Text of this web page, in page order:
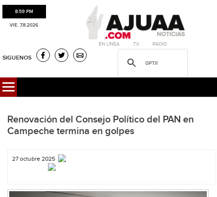
8:59 PM
VIE. 7.8.2026
·EN LÍNEA. ·T.V. ·RADIO
SIGUENOS
Renovación del Consejo Político del PAN en
Campeche termina en golpes
27 octubre 2025